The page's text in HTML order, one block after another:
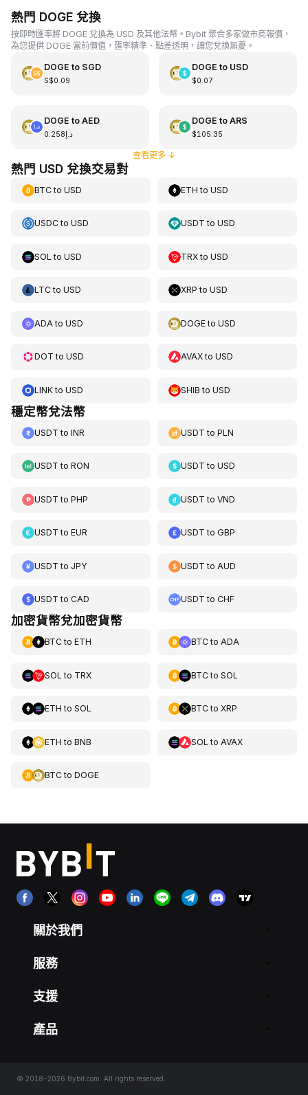
熱門 DOGE 兌換
按即時匯率將 DOGE 兌換為 USD 及其他法幣。Bybit 聚合多家做市商報價，
為您提供 DOGE 當前價值，匯率精準、點差透明，讓您兌換無憂。
DOGE to SGD
S$0.09
DOGE to USD
$0.07
DOGE to AED
د.إ0.258
DOGE to ARS
$105.35
查看更多↓
熱門 USD 兌換交易對
BTCto USD ETH toUSD
USDCto USD USDT toUSD
SOL to USD TRXtoUSD
LTCto USD XRP toUSD
ADA to USD DOGEtoUSD
DOT to USD AVAXtoUSD
LINKto USD SHIB toUSD
穩定幣兌法幣
USDT to INR USDT toPLN
USDT to RON USDT toUSD
USDT to PHP USDT toVND
USDT to EUR USDT toGBP
USDT to JPY USDT to AUD
USDT to CAD USDT toCHF
加密貨幣兌加密貨幣
BTCto ETH BTCto ADA
SOL to TRX BTCto SOL
ETH to SOL BTCto XRP
ETH to BNB SOL to AVAX
BTCto DOGE
關於我們
服務
支援
產品
© 2018-2026 Bybit.com. All rights reserved.